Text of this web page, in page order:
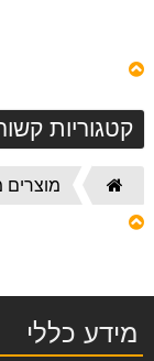
קטגוריות
דף
הבית
מוצרים
מידע כללי